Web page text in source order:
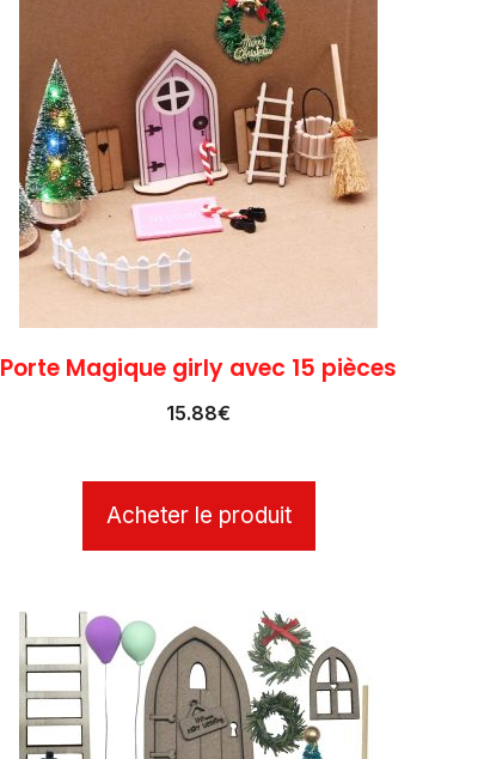
Porte Magique girly avec 15 pièces
15.88€
Acheter le produit